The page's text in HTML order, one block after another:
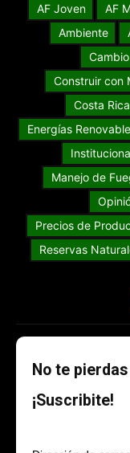
AF Joven AF
Ambiente
Construir con
Costa Rica
Energías
Manejo de
Precios de
Reservas
No te
¡Suscribite!